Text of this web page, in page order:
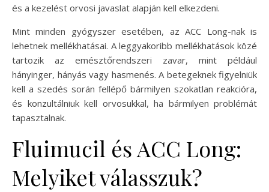
és a kezelést orvosi javaslat alapján kell elkezdeni.
Mint minden gyógyszer esetében, az ACC Long-nak is
lehetnek mellékhatásai. A leggyakoribb mellékhatások közé
tartozik az emésztőrendszeri zavar, mint például
hányinger, hányás vagy hasmenés. A betegeknek figyelniük
kell a szedés során fellépő bármilyen szokatlan reakcióra,
és konzultálniuk kell orvosukkal, ha bármilyen problémát
tapasztalnak.
Fluimucil és ACC Long:
Melyiket válasszuk?